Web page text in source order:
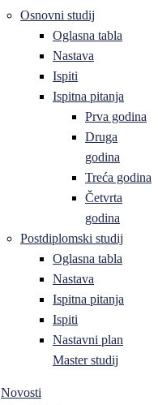
Osnovni studij
Oglasna tabla
Nastava
Ispiti
Ispitna pitanja
Prva godina
Druga
godina
Treća godina
Četvrta
godina
Postdiplomski studij
Oglasna tabla
Nastava
Ispitna pitanja
Ispiti
Nastavni plan
Master studij
Novosti